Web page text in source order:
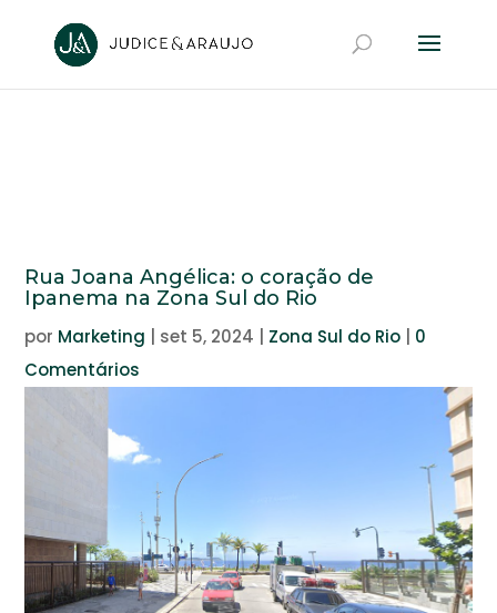
Rua Joana Angélica: o coração de
Ipanema na Zona Sul do Rio
por Marketing set 5, 2024 Zona Sul do Rio
0
Comentários